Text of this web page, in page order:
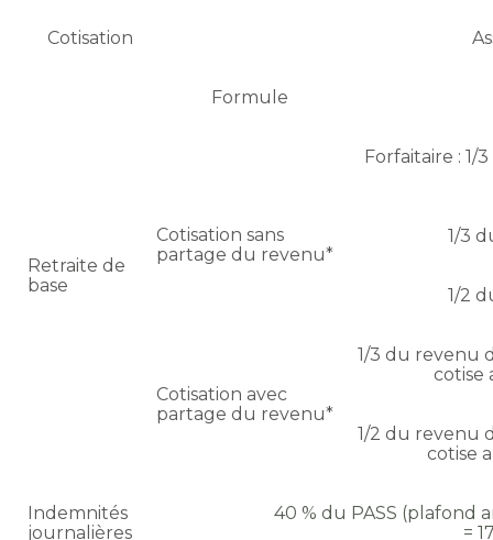
Cotisation
Retraite de
base
Formule
Cotisation sans
partage du revenu*
Forfaitaire : 1/
1/3
1/2
Cotisation avec
partage du revenu*
1/3 du revenu
cotise
1/2 du revenu
cotise
Indemnités
journalières
40 % du PASS (plafond
=